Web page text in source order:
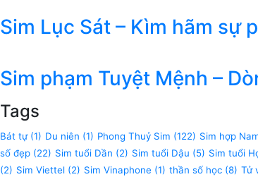
Sim Lục Sát – Kìm hãm sự
Sim phạm Tuyệt Mệnh –
Tags
Bát tự(1) Du niên (1) Phong Thuỷ Sim (122) Sim hợp
số đẹp (22) Sim tuổi Dần (2) Sim tuổi Dậu (5) Sim tuổi
(2) Sim Viettel (2) Sim Vinaphone (1) thần số học (8) Tử